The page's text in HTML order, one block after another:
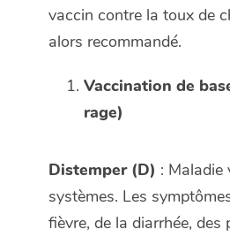
vaccin contre la toux de
alors recommandé.
Vaccination de
rage)
Distemper (D) : Maladie
systèmes. Les
fièvre, de la diarrhée, des